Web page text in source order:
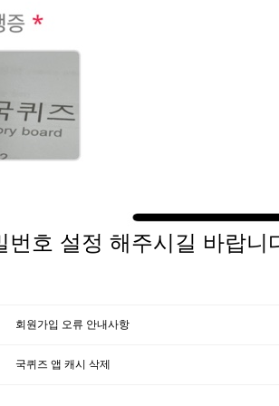
번호 설정 해주시길 바랍니
회원가입 오류 안내사항
국퀴즈 앱 캐시 삭제